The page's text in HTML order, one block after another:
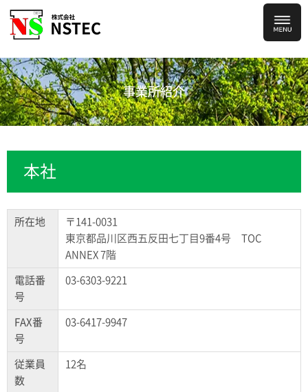
事業所紹介
本社
所在地
〒141-0031
東京都品川区西五反田七丁目9番4号 TOC
ANNEX 7階
電話番
号
03-6303-9221
FAX番
号
03-6417-9947
従業員
数
12名